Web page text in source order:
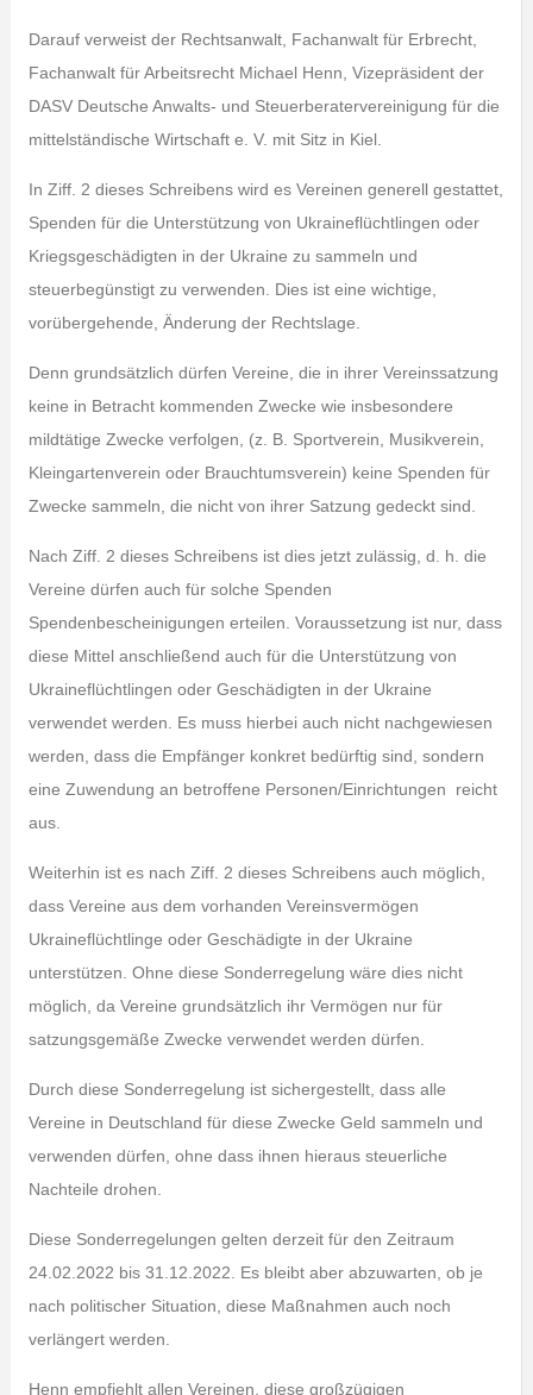
Darauf verweist der Rechtsanwalt, Fachanwalt für Erbrecht,
Fachanwalt für Arbeitsrecht Michael Henn, Vizepräsident der
DASV Deutsche Anwalts- und Steuerberatervereinigung für die
mittelständische Wirtschaft e. V. mit Sitz in Kiel.
In Ziff. 2 dieses Schreibens wird es Vereinen generell gestattet,
Spenden für die Unterstützung von Ukraineflüchtlingen oder
Kriegsgeschädigten in der Ukraine zu sammeln und
steuerbegünstigt zu verwenden. Dies ist eine wichtige,
vorübergehende, Änderung der Rechtslage.
Denn grundsätzlich dürfen Vereine, die in ihrer Vereinssatzung
keine in Betracht kommenden Zwecke wie insbesondere
mildtätige Zwecke verfolgen, (z. B. Sportverein, Musikverein,
Kleingartenverein oder Brauchtumsverein) keine Spenden für
Zwecke sammeln, die nicht von ihrer Satzung gedeckt sind.
Nach Ziff. 2 dieses Schreibens ist dies jetzt zulässig, d. h. die
Vereine dürfen auch für solche Spenden
Spendenbescheinigungen erteilen. Voraussetzung ist nur, dass
diese Mittel anschließend auch für die Unterstützung von
Ukraineflüchtlingen oder Geschädigten in der Ukraine
verwendet werden. Es muss hierbei auch nicht nachgewiesen
werden, dass die Empfänger konkret bedürftig sind, sondern
eine Zuwendung an betroffene Personen/Einrichtungen reicht
aus.
Weiterhin ist es nach Ziff. 2 dieses Schreibens auch möglich,
dass Vereine aus dem vorhanden Vereinsvermögen
Ukraineflüchtlinge oder Geschädigte in der Ukraine
unterstützen. Ohne diese Sonderregelung wäre dies nicht
möglich, da Vereine grundsätzlich ihr Vermögen nur für
satzungsgemäße Zwecke verwendet werden dürfen.
Durch diese Sonderregelung ist sichergestellt, dass alle
Vereine in Deutschland für diese Zwecke Geld sammeln und
verwenden dürfen, ohne dass ihnen hieraus steuerliche
Nachteile drohen.
Diese Sonderregelungen gelten derzeit für den Zeitraum
24.02.2022 bis 31.12.2022. Es bleibt aber abzuwarten, ob je
nach politischer Situation, diese Maßnahmen auch noch
verlängert werden.
Henn empfiehlt allen Vereinen, diese großzügigen